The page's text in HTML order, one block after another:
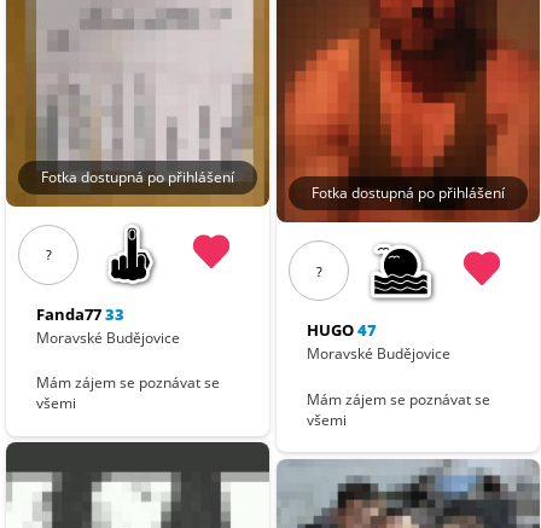
Fotka dostupná po přihlášení
?
Fanda7733
Moravské Budějovice
Mám zájem se poznávat se
všemi
Fotka dostupná po přihlášení
?
HUGO47
Moravské Budějovice
Mám zájem se poznávat se
všemi